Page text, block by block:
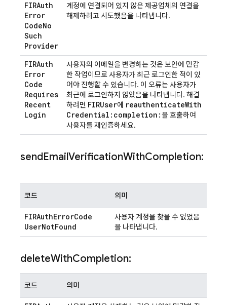
FIRAuth
Error
CodeNo
Such
Provider
계정에 연결되어 있지 않은 제공업체의 연결을
해제하려고 시도했음을 나타냅니다.
FIRAuth
Error
Code
Requires
Recent
Login
사용자의 이메일을 변경하는 것은 보안에 민감
한 작업이므로 사용자가 최근 로그인한 적이 있
어야 진행할 수 있습니다. 이 오류는 사용자가
최근에 로그인하지 않았음을 나타냅니다. 해결
하려면 FIRUser에 reauthenticateWith
Credential:completion:을 호출하여
사용자를 재인증하세요.
sendEmailVerificationWithCompletion:
코드 의미
FIRAuthErrorCode
UserNotFound
사용자 계정을 찾을 수 없었음
을 나타냅니다.
deleteWithCompletion:
코드 의미